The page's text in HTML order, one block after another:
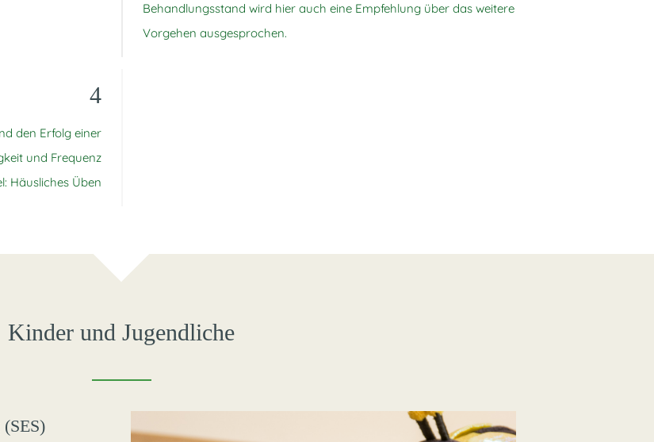
Behandlungsstand wird hier auch eine Empfehlung über das weitere
Vorgehen ausgesprochen.
4
den Erfolg einer
und Frequenz
Häusliches Üben
Kinder und Jugendliche